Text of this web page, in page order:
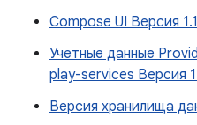
Compose UI Версия
Учетные данные
play-services Версия
Версия хранилища